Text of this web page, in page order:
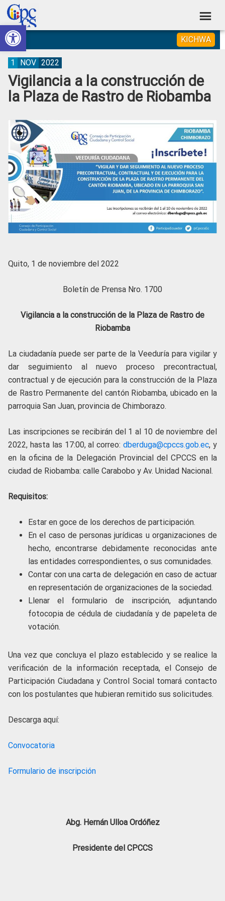
Abrir barra de herramientas
Skip
to
primary
navigation
Skip
to
main
content
Skip
to
primary
sidebar
Skip
to
footer
Consejo
de
Participación
Ciudadana
Control
Social
Construyendo
Poder
Ciudadano
KICHWA
Vigilancia a la construcción de
la Plaza de Rastro de Riobamba
1 NOV 2022
Quito, 1 de noviembre del 2022
Boletín de Prensa Nro. 1700
Vigilancia a la construcción de la Plaza de Rastro de
Riobamba
La ciudadanía puede ser parte de la Veeduría para vigilar y
dar seguimiento al nuevo proceso precontractual,
contractual y de ejecución para la construcción de la Plaza
de Rastro Permanente del cantón Riobamba, ubicado en la
parroquia San Juan, provincia de Chimborazo.
Las inscripciones se recibirán del 1 al 10 de noviembre del
2022, hasta las 17:00, al correo:dberduga@cpccs.gob.ec, y
en la oficina de la Delegación Provincial del CPCCS en la
ciudad de Riobamba: calle Carabobo y Av. Unidad Nacional.
Requisitos:
Estar en goce de los derechos de participación.
En el caso de personas jurídicas u organizaciones de
hecho, encontrarse debidamente reconocidas ante
las entidades correspondientes, o sus comunidades.
Contar con una carta de delegación en caso de actuar
en representación de organizaciones de la sociedad.
Llenar el formulario de inscripción, adjuntando
fotocopia de cédula de ciudadanía y de papeleta de
votación.
Una vez que concluya el plazo establecido y se realice la
verificación de la información receptada, el Consejo de
Participación Ciudadana y Control Social tomará contacto
con los postulantes que hubieran remitido sus solicitudes.
Descarga aquí:
Convocatoria
Formulario de inscripción
Abg. Hernán Ulloa Ordóñez
Presidente del CPCCS